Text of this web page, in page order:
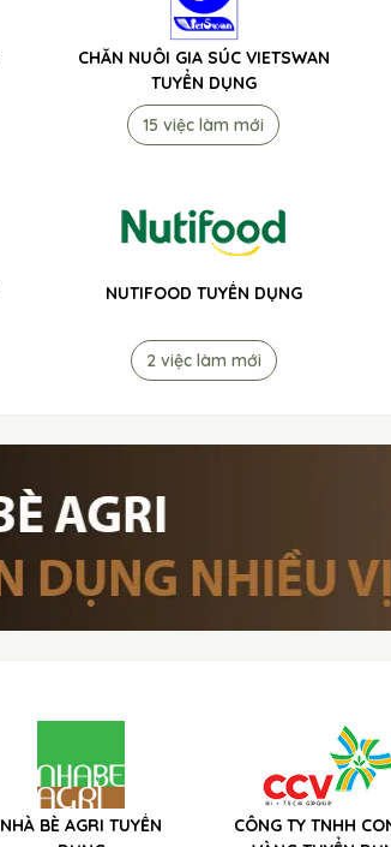
CHĂN NUÔI GIA SÚC VIETSWAN
TUYỂN DỤNG
15 việc làm mới
NUTIFOOD TUYỂN DỤNG
2 việc làm mới
NHÀ BÈ AGRI TUYỂN
CÔNG TY TNHH